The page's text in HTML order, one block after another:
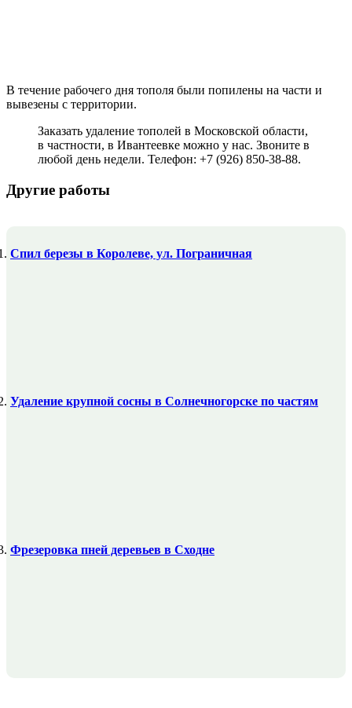
В течение рабочего дня тополя были попилены на части и
вывезены с территории.
Заказать удаление тополей в Московской области,
в частности, в Ивантеевке можно у нас. Звоните в
любой день недели. Телефон: +7 (926) 850-38-88.
Другие работы
Спил березы в Королеве, ул. Пограничная
Удаление крупной сосны в Солнечногорске по частям
Фрезеровка пней деревьев в Сходне